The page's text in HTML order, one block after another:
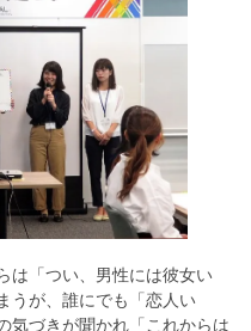
は「つい、男性には彼女い
うが、誰にでも「恋人い
気づきが聞かれ「これからは